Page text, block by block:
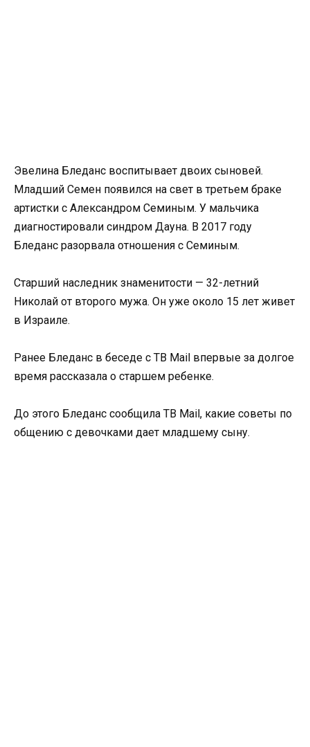
Эвелина Бледанс воспитывает двоих сыновей.
Младший Семен появился на свет в третьем браке
артистки с Александром Семиным. У мальчика
диагностировали синдром Дауна. В 2017 году
Бледанс разорвала отношения с Семиным.
Старший наследник знаменитости — 32-летний
Николай от второго мужа. Он уже около 15 лет живет
в Израиле.
Ранее Бледанс в беседе с ТВ Mail впервые за долгое
время рассказала о старшем ребенке.
До этого Бледанс сообщила ТВ Mail, какие советы по
общению с девочками дает младшему сыну.